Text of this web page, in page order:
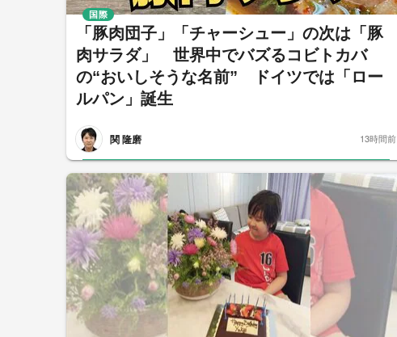
「豚肉団子」「チャーシュー」の次は「豚
肉サラダ」 世界中でバズるコビトカバ
の“おいしそうな名前” ドイツでは「ロー
ルパン」誕生
関 隆磨
国際
13時間前